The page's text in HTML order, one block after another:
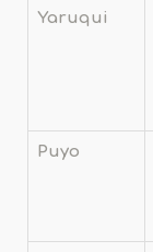
Yaruqui
Puyo